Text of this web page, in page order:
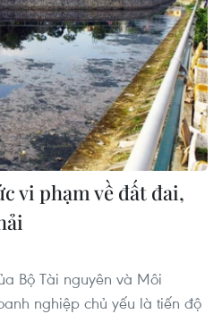
vi phạm về đất đai,
Bộ Tài nguyên và Môi
nghiệp chủ yếu là tiến độ